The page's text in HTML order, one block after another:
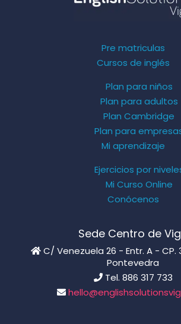
Pre matriculas
Cursos de inglés
Plan para niños
Plan para adultos
Plan Cambridge
Plan para
Mi aprendizaje
Ejercicios por
Mi Curso Online
Conócenos
Sede Centro de
C/ Venezuela 26 - Entr. A - CP.
Pontevedra
Tel. 886 317 733